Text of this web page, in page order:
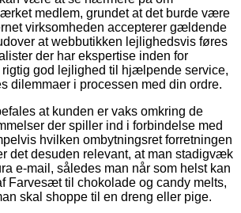
medlem, grundet at det burde være
virksomheden accepterer gældende
at webbutikken lejlighedsvis føres
der har ekspertise inden for
rigtig god lejlighed til hjælpende service,
dilemmaer i processen med din ordre.
at kunden er vaks omkring de
der spiller ind i forbindelse med
hvilken ombytningsret forretningen
det desuden relevant, at man stadigvæk
e-mail, således man når som helst kan
Farvesæt til chokolade og candy melts,
skal shoppe til en dreng eller pige.